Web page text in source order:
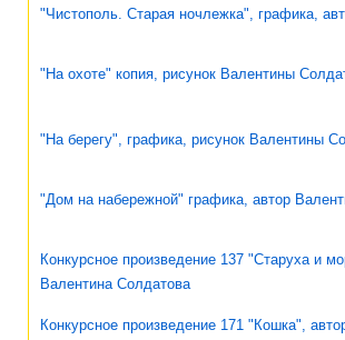
"Чистополь. Старая ночлежка", графика,
"На охоте" копия, рисунок Валентины
"На берегу", графика, рисунок Валентины
"Дом на набережной" графика, автор
Конкурсное произведение 137 "Старуха и
Валентина Солдатова
Конкурсное произведение 171 "Кошка",